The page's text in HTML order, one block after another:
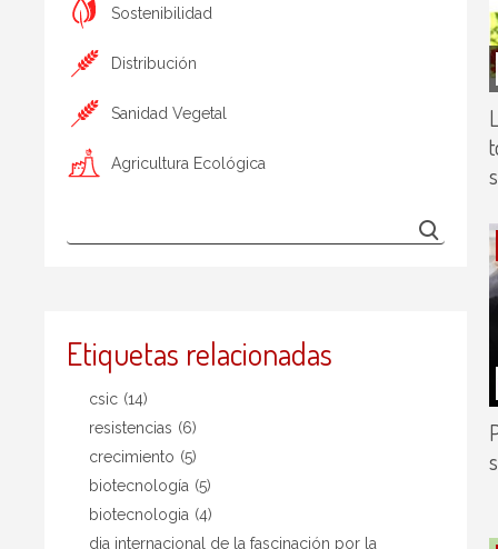
Sostenibilidad
Distribución
Sanidad Vegetal
Agricultura Ecológica
Etiquetas relacionadas
csic (14)
resistencias (6)
crecimiento (5)
biotecnología (5)
biotecnologia (4)
dia internacional de la fascinación por la